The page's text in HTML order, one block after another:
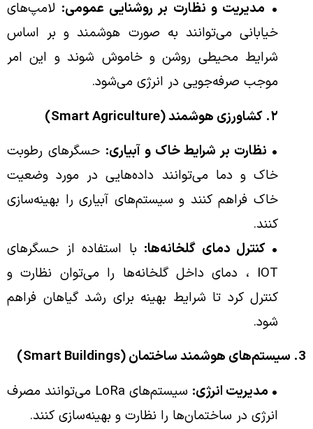
• مدیریت و نظارت بر روشنایی عمومی: لامپ‌های
خیابانی می‌توانند به صورت هوشمند و بر اساس
شرایط محیطی روشن و خاموش شوند و این امر
موجب صرفه‌جویی در انرژی می‌شود.
۲. کشاورزی هوشمند (Smart Agriculture)
• نظارت بر شرایط خاک و آبیاری: حسگرهای رطوبت
خاک و دما می‌توانند داده‌هایی در مورد وضعیت
خاک فراهم کنند و سیستم‌های آبیاری را بهینه‌سازی
کنند.
• کنترل دمای گلخانه‌ها: با استفاده از حسگرهای
IOT ، دمای داخل گلخانه‌ها را می‌توان نظارت و
کنترل کرد تا شرایط بهینه برای رشد گیاهان فراهم
شود.
3. سیستم‌های هوشمند ساختمان (Smart Buildings)
• مدیریت انرژی:
سیستم‌های LoRa می‌توانند مصرف
انرژی در ساختمان‌ها را نظارت و بهینه‌سازی کنند.